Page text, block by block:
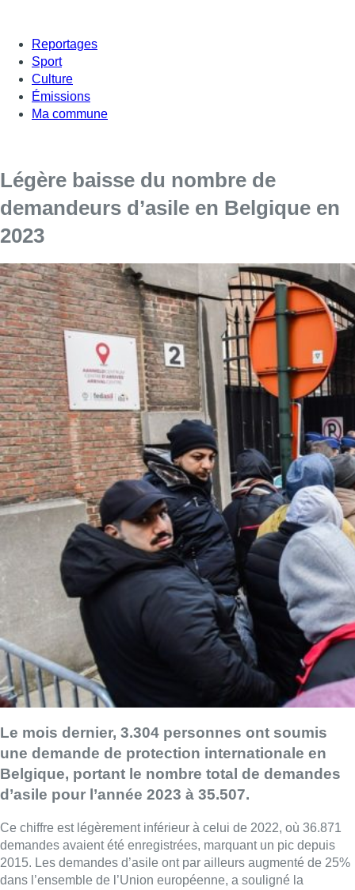
Reportages
Sport
Culture
Émissions
Ma commune
Légère baisse du nombre de
demandeurs d’asile en Belgique en
2023
Le mois dernier, 3.304 personnes ont soumis
une demande de protection internationale en
Belgique, portant le nombre total de demandes
d’asile pour l’année 2023 à 35.507.
Ce chiffre est légèrement inférieur à celui de 2022, où 36.871
demandes avaient été enregistrées, marquant un pic depuis
2015. Les demandes d’asile ont par ailleurs augmenté de 25%
dans l’ensemble de l’Union européenne, a souligné la